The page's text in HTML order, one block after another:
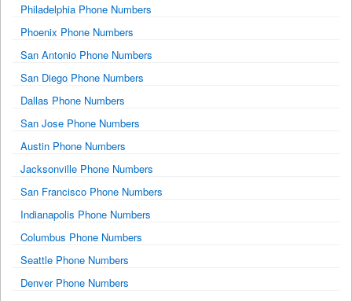
Philadelphia Phone Numbers
Phoenix Phone Numbers
San Antonio Phone Numbers
San Diego Phone Numbers
Dallas Phone Numbers
San Jose Phone Numbers
Austin Phone Numbers
Jacksonville Phone Numbers
San Francisco Phone Numbers
Indianapolis Phone Numbers
Columbus Phone Numbers
Seattle Phone Numbers
Denver Phone Numbers